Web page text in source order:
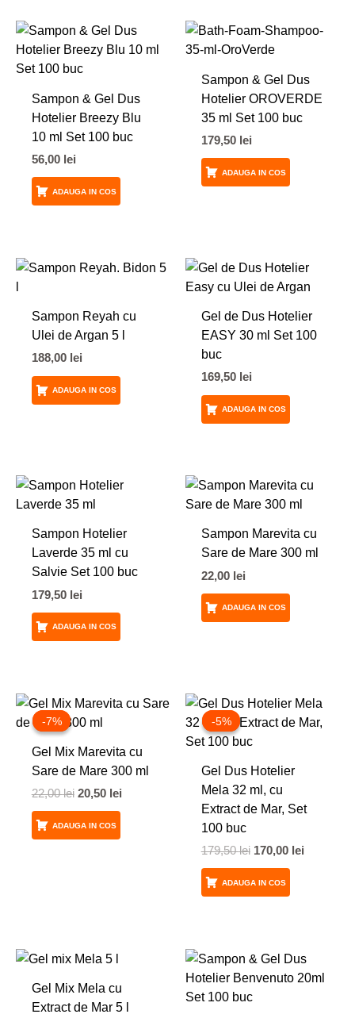
Sampon & Gel Dus
Hotelier Breezy Blu
10 ml Set 100 buc
56,00 lei
ADAUGA IN COS
Sampon & Gel Dus
Hotelier OROVERDE
35 ml Set 100 buc
179,50 lei
ADAUGA IN COS
Sampon Reyah cu
Ulei de Argan 5 l
188,00 lei
ADAUGA IN COS
Gel de Dus Hotelier
EASY 30 ml Set 100
buc
169,50 lei
ADAUGA IN COS
Sampon Hotelier
Laverde 35 ml cu
Salvie Set 100 buc
179,50 lei
ADAUGA IN COS
Sampon Marevita cu
Sare de Mare 300 ml
22,00 lei
ADAUGA IN COS
-7%
-7%
Gel Mix Marevita cu
Sare de Mare 300 ml
22,00lei
Prețul
inițial
a
fost:
22,00 lei.
20,50 lei
Prețul
ADAUGA IN COS
-5%
-5%
Gel Dus Hotelier
Mela 32 ml, cu
Extract de Mar, Set
100 buc
179,50lei
Prețul
a
fost:
170,00 lei
Prețul
curent
este:
ADAUGA IN COS
Gel Mix Mela cu
Extract de Mar 5 l